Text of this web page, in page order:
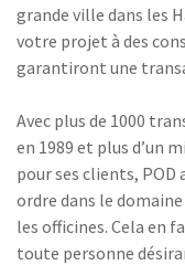
grande ville dans les
votre projet à des
garantiront une
Avec plus de 1000
en 1989 et plus d’un
pour ses clients,
ordre dans le
les officines. Cela en
toute personne